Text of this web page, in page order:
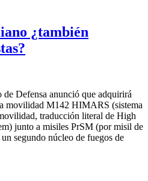
¿también
Defensa anunció que adquirirá
movilidad M142 HIMARS (sistema
traducción literal de High
junto a misiles PrSM (por misil de
segundo núcleo de fuegos de